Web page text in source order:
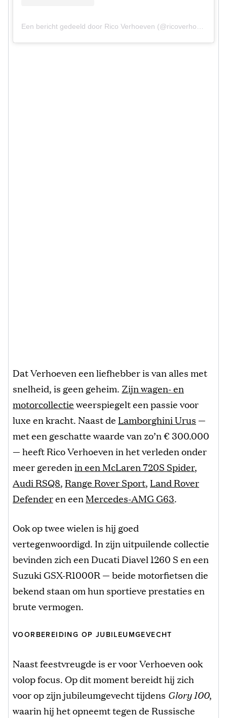
Een bericht gedeeld door Rico Verhoeven (@ricoverhoeven)
Dat Verhoeven een liefhebber is van alles met
snelheid, is geen geheim. Zijn wagen- en
motorcollectieweerspiegelt een passie voor
luxe en kracht. Naast de Lamborghini Urus—
met een geschatte waarde van zo’n € 300.000
— heeft Rico Verhoeven in het verleden onder
meer geredenin een McLaren 720S Spider,
Audi RSQ8, Range Rover Sport, Land Rover
Defenderen eenMercedes-AMG G63.
Ook op twee wielen is hij goed
vertegenwoordigd. In zijn uitpuilende collectie
bevinden zich een Ducati Diavel 1260 S en een
Suzuki GSX-R1000R — beide motorfietsen die
bekend staan om hun sportieve prestaties en
brute vermogen.
VOORBEREIDING OP JUBILEUMGEVECHT
Naast feestvreugde is er voor Verhoeven ook
volop focus. Op dit moment bereidt hij zich
voor op zijn jubileumgevecht tijdens Glory 100,
waarin hij het opneemt tegen de Russische